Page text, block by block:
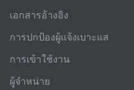
เอกสารอ้างอิง
การปกป้องผู้แจ้งเบาะแส
การเข้าใช้งาน
ผู้จําหน่าย